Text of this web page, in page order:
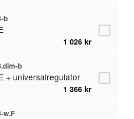
b
1 026 kr
b
+ universalregulator
1 366 kr
w.F